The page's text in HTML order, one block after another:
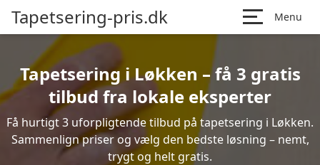
Tapetsering-pris.dk Menu
Tapetsering i Løkken – få 3 gratis
tilbud fra lokale eksperter
Få hurtigt 3 uforpligtende tilbud på tapetsering i Løkken.
Sammenlign priser og vælg den bedste løsning – nemt,
trygt og helt gratis.